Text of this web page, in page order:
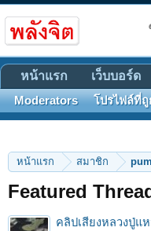
หน้าแรก สมาชิก
Featured
คลิปเสียงหลวงปู่แ
หน้าแรก เว็บบอร์ด
Moderators โปรไฟล์ที่